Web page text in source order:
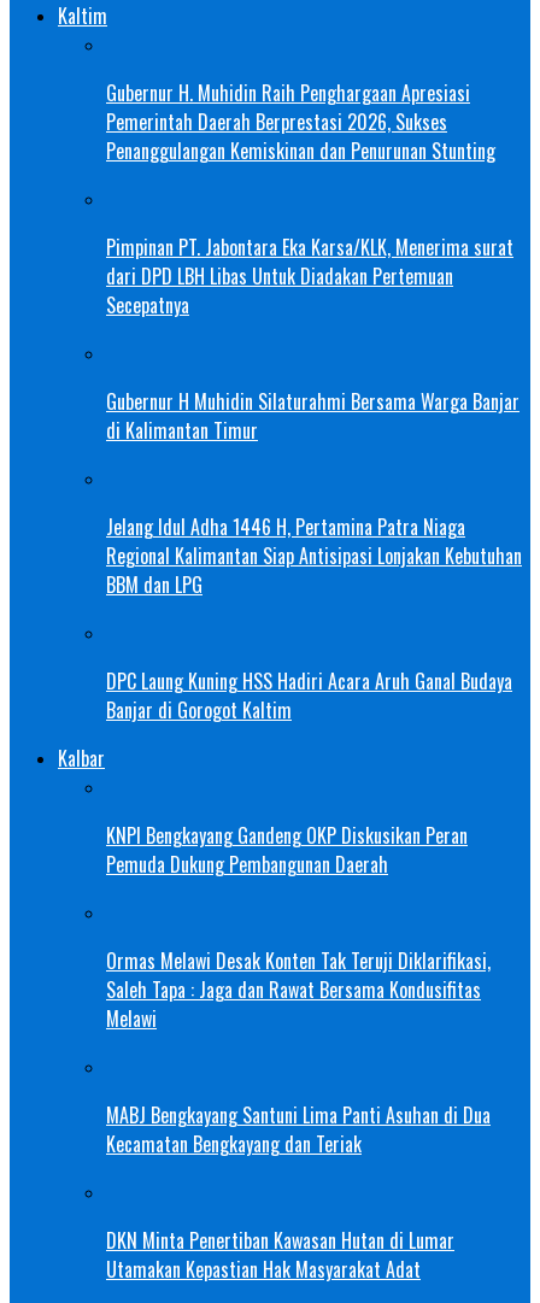
Kaltim
Gubernur H. Muhidin Raih Penghargaan Apresiasi
Pemerintah Daerah Berprestasi 2026, Sukses
Penanggulangan Kemiskinan dan Penurunan Stunting
Pimpinan PT. Jabontara Eka Karsa/KLK, Menerima surat
dari DPD LBH Libas Untuk Diadakan Pertemuan
Secepatnya
Gubernur H Muhidin Silaturahmi Bersama Warga Banjar
di Kalimantan Timur
Jelang Idul Adha 1446 H, Pertamina Patra Niaga
Regional Kalimantan Siap Antisipasi Lonjakan Kebutuhan
BBM dan LPG
DPC Laung Kuning HSS Hadiri Acara Aruh Ganal Budaya
Banjar di Gorogot Kaltim
Kalbar
KNPI Bengkayang Gandeng OKP Diskusikan Peran
Pemuda Dukung Pembangunan Daerah
Ormas Melawi Desak Konten Tak Teruji Diklarifikasi,
Saleh Tapa : Jaga dan Rawat Bersama Kondusifitas
Melawi
MABJ Bengkayang Santuni Lima Panti Asuhan di Dua
Kecamatan Bengkayang dan Teriak
DKN Minta Penertiban Kawasan Hutan di Lumar
Utamakan Kepastian Hak Masyarakat Adat